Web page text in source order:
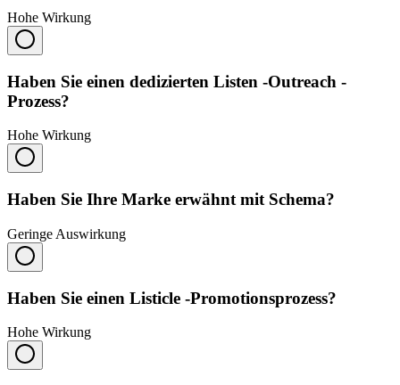
Hohe Wirkung
Haben Sie einen dedizierten Listen -Outreach -
Prozess?
Hohe Wirkung
Haben Sie Ihre Marke erwähnt mit Schema?
Geringe Auswirkung
Haben Sie einen Listicle -Promotionsprozess?
Hohe Wirkung